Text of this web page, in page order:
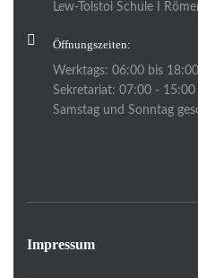
Lew-Tolstoi Schule I
Öffnungszeiten:
Werktags: 06:00 bis
Sekretariat: 07:00 - 15:00
Samstag und Sonntag
Impressum